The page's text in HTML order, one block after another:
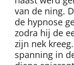
van de ning.
de hypnose
zodra hij de
zijn nek
spanning in